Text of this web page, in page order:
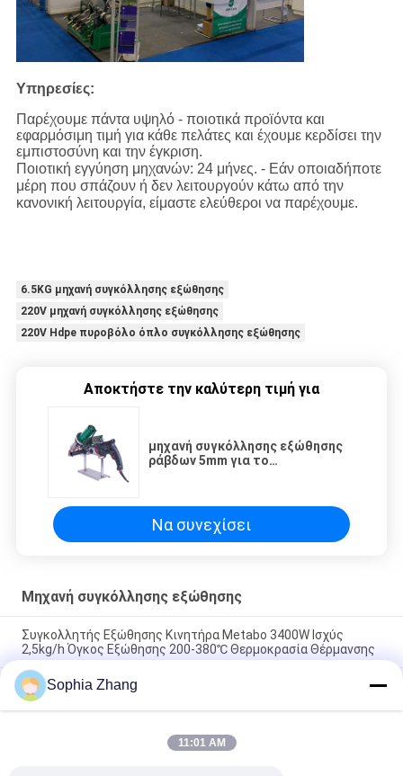
Υπηρεσίες:
Παρέχουμε πάντα υψηλό - ποιοτικά προϊόντα και
εφαρμόσιμη τιμή για κάθε πελάτες και έχουμε κερδίσει την
εμπιστοσύνη και την έγκριση.
Ποιοτική εγγύηση μηχανών: 24 μήνες. - Εάν οποιαδήποτε
μέρη που σπάζουν ή δεν λειτουργούν κάτω από την
κανονική λειτουργία, είμαστε ελεύθεροι να παρέχουμε.
6.5KG μηχανή συγκόλλησης εξώθησης
220V μηχανή συγκόλλησης εξώθησης
220V Hdpe πυροβόλο όπλο συγκόλλησης εξώθησης
Αποκτήστε την καλύτερη τιμή για
μηχανή συγκόλλησης εξώθησης
ράβδων 5mm για το
Να συνεχίσει
Μηχανή συγκόλλησης εξώθησης
Συγκολλητής Εξώθησης Κινητήρα Metabo 3400W Ισχύς
2,5kg/h Όγκος Εξώθησης 200-380℃ Θερμοκρασία Θέρμανσης
5500W Εξωθητικός Συγκολλητής με Μοτέρ Metabo για
Πάχος Συγκόλλησης 8-40mm
1600W Ισχύς Διπλά Ανεξάρτητα Συστήματα Θέρμανσης
Ψηφιακή Οθόνη Ελεγκτής Εξωθητικός Συγκολλητής
Sophia Zhang
11:01 AM